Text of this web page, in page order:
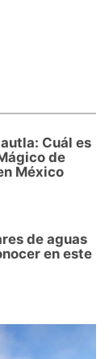
Cuál es
de
México
de aguas
en este